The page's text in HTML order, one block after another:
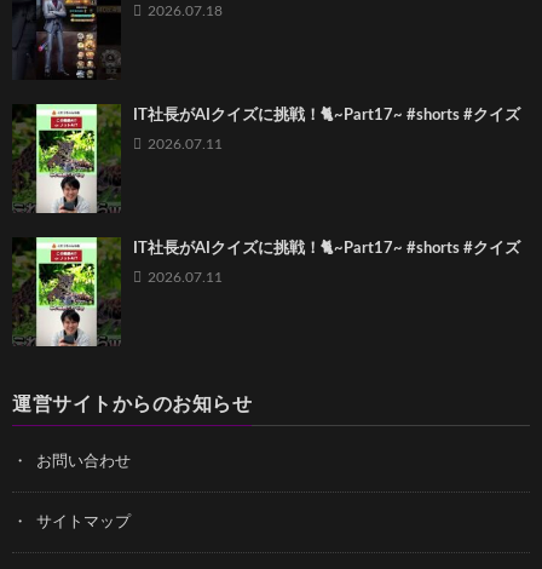
2026.07.18
IT社長がAIクイズに挑戦！🐈~Part17~ #shorts #クイズ
2026.07.11
IT社長がAIクイズに挑戦！🐈~Part17~ #shorts #クイズ
2026.07.11
運営サイトからのお知らせ
お問い合わせ
サイトマップ